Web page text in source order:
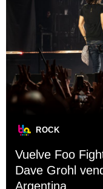
ROCK
Vuelve Foo
Dave Grohl
Argentina